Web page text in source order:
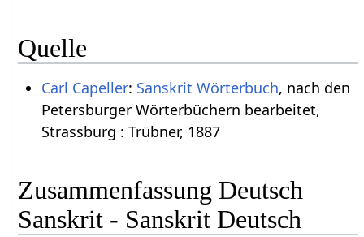
Quelle
Carl Capeller: Sanskrit Wörterbuch, nach den
Petersburger Wörterbüchern bearbeitet,
Strassburg : Trübner, 1887
Zusammenfassung Deutsch
Sanskrit - Sanskrit Deutsch